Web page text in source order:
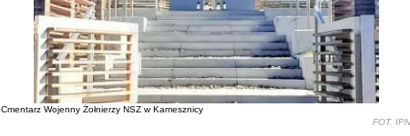
Cmentarz Wojenny Żołnierzy NSZ w Kamesznicy
FOT. IPN